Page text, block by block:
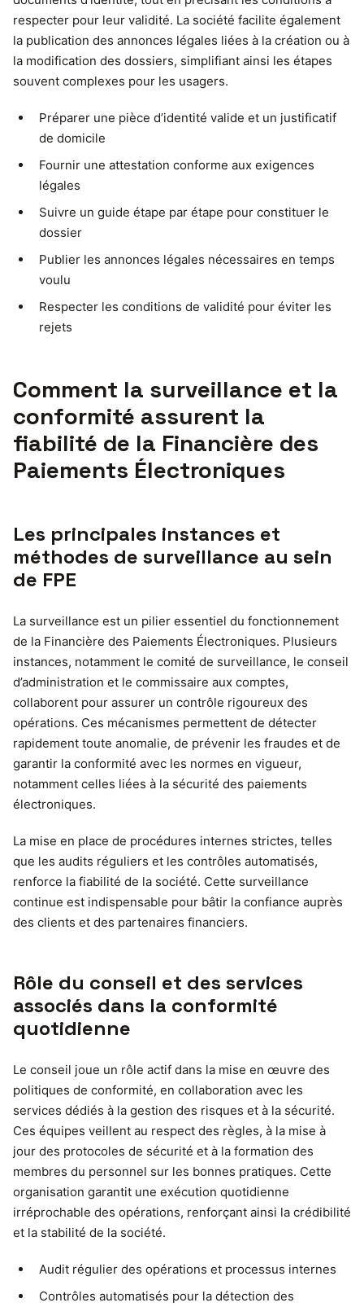
respecter pour leur validité. La société facilite également
la publication des annonces légales liées à la création ou à
la modification des dossiers, simplifiant ainsi les étapes
souvent complexes pour les usagers.
Préparer une pièce d’identité valide et un justificatif
de domicile
Fournir une attestation conforme aux exigences
légales
Suivre un guide étape par étape pour constituer le
dossier
Publier les annonces légales nécessaires en temps
voulu
Respecter les conditions de validité pour éviter les
rejets
Comment la surveillance et la
conformité assurent la
fiabilité de la Financière des
Paiements Électroniques
Les principales instances et
méthodes de surveillance au sein
de FPE
La surveillance est un pilier essentiel du fonctionnement
de la Financière des Paiements Électroniques. Plusieurs
instances, notamment le comité de surveillance, le conseil
d’administration et le commissaire aux comptes,
collaborent pour assurer un contrôle rigoureux des
opérations. Ces mécanismes permettent de détecter
rapidement toute anomalie, de prévenir les fraudes et de
garantir la conformité avec les normes en vigueur,
notamment celles liées à la sécurité des paiements
électroniques.
La mise en place de procédures internes strictes, telles
que les audits réguliers et les contrôles automatisés,
renforce la fiabilité de la société. Cette surveillance
continue est indispensable pour bâtir la confiance auprès
des clients et des partenaires financiers.
Rôle du conseil et des services
associés dans la conformité
quotidienne
Le conseil joue un rôle actif dans la mise en œuvre des
politiques de conformité, en collaboration avec les
services dédiés à la gestion des risques et à la sécurité.
Ces équipes veillent au respect des règles, à la mise à
jour des protocoles de sécurité et à la formation des
membres du personnel sur les bonnes pratiques. Cette
organisation garantit une exécution quotidienne
irréprochable des opérations, renforçant ainsi la crédibilité
et la stabilité de la société.
Audit régulier des opérations et processus internes
Contrôles automatisés pour la détection des